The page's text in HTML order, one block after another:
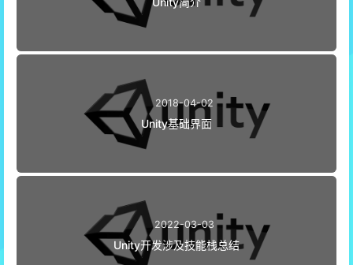
2018-04-02
Unity基础界面
2022-03-03
Unity开发涉及技能栈总结